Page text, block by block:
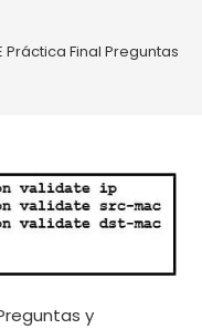
Práctica Final Preguntas y
y